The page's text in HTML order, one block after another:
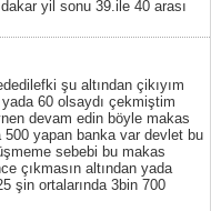
yil sonu 39.ile 40 arası
şu altından çikıyım
yada 60 olsaydı çekmiştim
devam edin böyle makas
500 yapan banka var devlet bu
sebebi bu makas
çıkmasın altından yada
şin ortalarında 3bin 700